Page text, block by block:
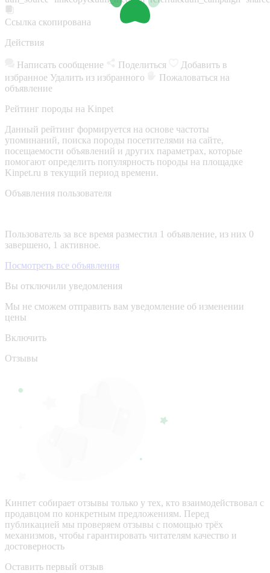
Ссылка скопирована
Действия
Написать сообщение Поделиться
Добавить в
избранное Удалить из избранного
Пожаловаться на
объявление
Рейтинг породы на Kinpet
Данный рейтинг формируется на основе частоты
упоминаний, поиска породы посетителями на сайте,
посещаемости объявлений и других параметрах, которые
помогают определить популярность породы на площадке
Kinpet.ru в текущий период времени.
Объявления пользователя
Пользователь за все время разместил 1 объявление, из них 0
завершено, 1 активное.
Посмотреть все объявления
Вы отключили уведомления
Мы не сможем отправить вам уведомление об изменении
цены
Включить
Отзывы
Кинпет собирает отзывы только у тех, кто взаимодействовал с
продавцом по конкретным предложениям. Перед
публикацией мы проверяем отзывы с помощью трёх
механизмов, чтобы гарантировать читателям качество и
достоверность
Оставить первый отзыв